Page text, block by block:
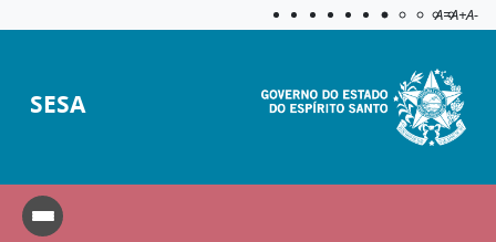
Aplicar
A=A+A-
SESA